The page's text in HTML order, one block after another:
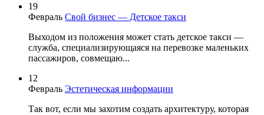
19
Февраль Свой бизнес — Детское такси
Выходом из положения может стать детское такси —
служба, специализирующаяся на перевозке маленьких
пассажиров, совмещаю...
12
Февраль Эстетическая информации
Так вот, если мы захотим создать архитектуру, которая